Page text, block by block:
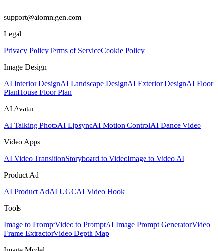
support@aiomnigen.com
Legal
Privacy PolicyTerms of ServiceCookie Policy
Image Design
AI Interior DesignAI Landscape DesignAI Exterior DesignAI Floor
PlanHouse Floor Plan
AI Avatar
AI Talking PhotoAI LipsyncAI Motion ControlAI Dance Video
Video Apps
AI Video TransitionStoryboard to VideoImage to Video AI
Product Ad
AI Product AdAI UGCAI Video Hook
Tools
Image to PromptVideo to PromptAI Image Prompt GeneratorVideo
Frame ExtractorVideo Depth Map